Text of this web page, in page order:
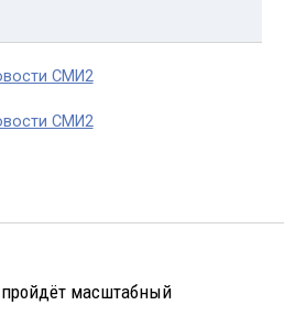
СМИ2
СМИ2
масштабный